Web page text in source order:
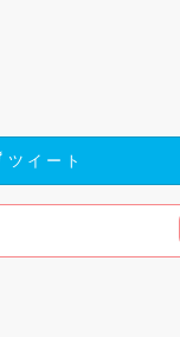
ツイート